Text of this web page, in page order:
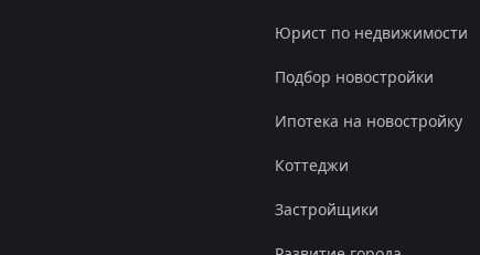
Юрист по недвижимости
Подбор новостройки
Ипотека на новостройку
Коттеджи
Застройщики